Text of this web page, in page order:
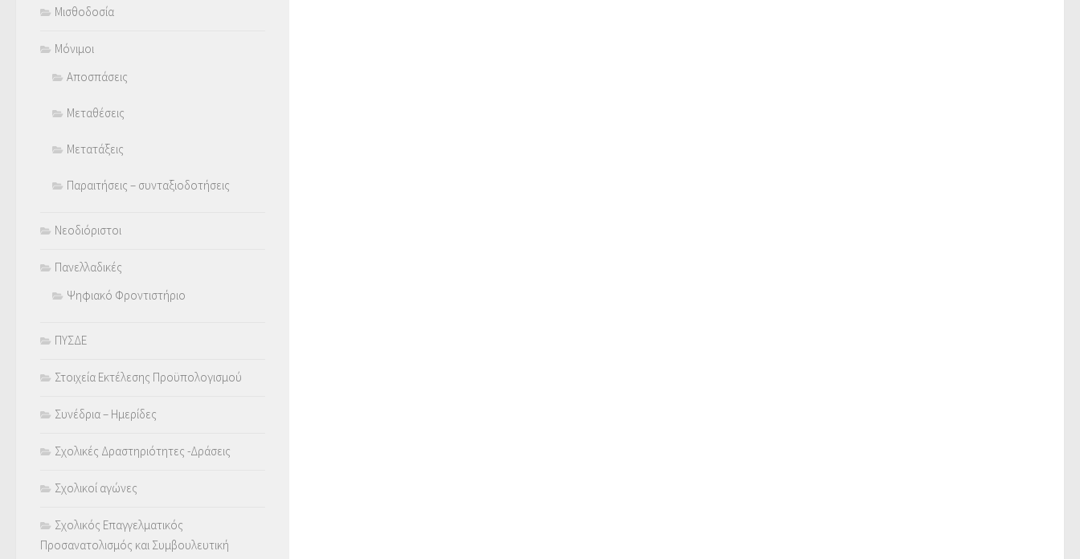
Μισθοδοσία
Μόνιμοι
Αποσπάσεις
Μεταθέσεις
Μετατάξεις
Παραιτήσεις – συνταξιοδοτήσεις
Νεοδιόριστοι
Πανελλαδικές
Ψηφιακό Φροντιστήριο
ΠΥΣΔΕ
Στοιχεία Εκτέλεσης Προϋπολογισμού
Συνέδρια – Ημερίδες
Σχολικές Δραστηριότητες -Δράσεις
Σχολικοί αγώνες
Σχολικός Επαγγελματικός
Προσανατολισμός και Συμβουλευτική